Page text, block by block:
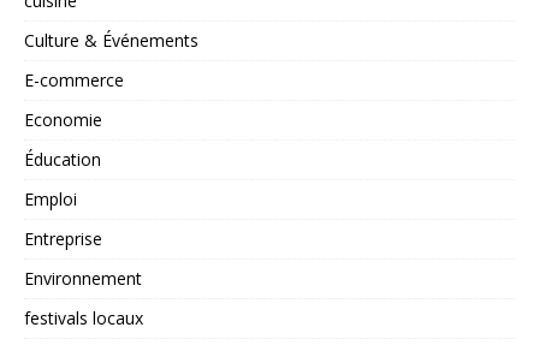
Culture & Événements
E-commerce
Economie
Éducation
Emploi
Entreprise
Environnement
festivals locaux